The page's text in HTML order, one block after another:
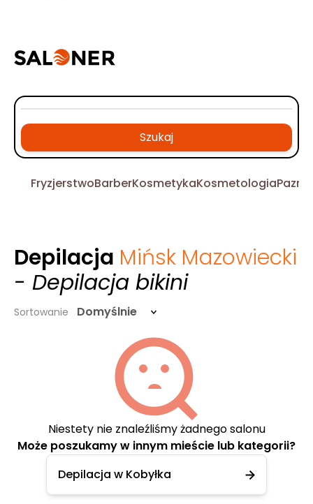
Szukaj
FryzjerstwoBarberKosmetykaKosmetologia
Depilacja Mińsk Mazowiecki
- Depilacja bikini
Sortowanie Domyślnie
Niestety nie znaleźliśmy żadnego salonu
Może poszukamy w innym mieście lub kategorii?
Depilacja w Kobyłka